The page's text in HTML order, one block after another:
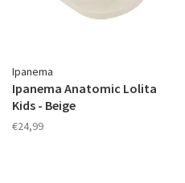
Ipanema
Ipanema Anatomic Lolita
Kids - Beige
€24,99